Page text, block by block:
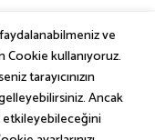
ve
Cookie kullanıyoruz.
tarayıcınızın
Ancak
etkileyebileceğini